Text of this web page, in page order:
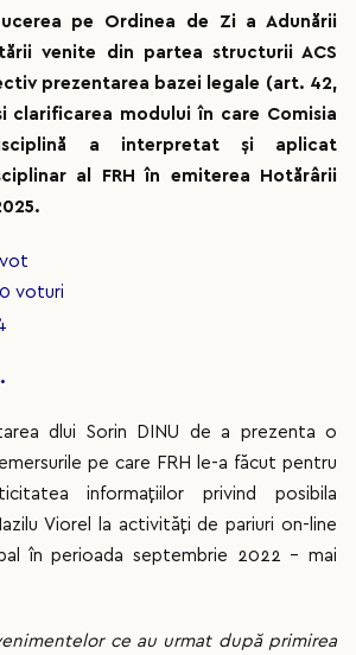
pe Ordinea de Zi a Adunării
venite din partea structurii ACS
prezentarea bazei legale (art. 42,
clarificarea modului în care Comisia
a interpretat și aplicat
al FRH în emiterea Hotărârii
dlui Sorin DINU de a prezenta o
pe care FRH le-a făcut pentru
informațiilor privind posibila
Viorel la activități de pariuri on-line
în perioada septembrie 2022 – mai
ce au urmat după primirea